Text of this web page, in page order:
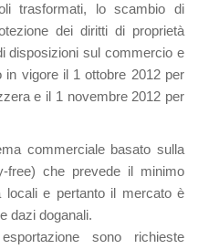
trasformati, lo scambio di
dei diritti di proprietà
disposizioni sul commercio e
in vigore il 1 ottobre 2012 per
e il 1 novembre 2012 per
commerciale basato sulla
free) che prevede il minimo
locali e pertanto il mercato è
dazi doganali.
sono richieste